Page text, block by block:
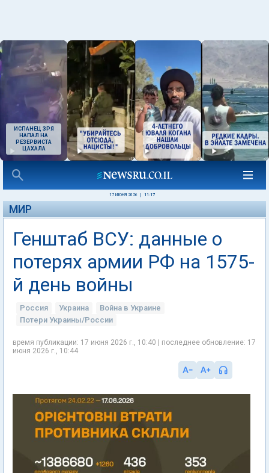
ИСПАНЕЦ ЗРЯ
НАПАЛ НА
РЕЗЕРВИСТА
ЦАХАЛА
17 ИЮНЯ 2026 11:17
МИР
Генштаб ВСУ: данные о
потерях армии РФ на 1575-
й день войны
Россия Украина
Война в Украине
Потери Украины/России
время публикации: 17 июня 2026 г., 10:40 | последнее обновление: 17
июня 2026 г., 10:44